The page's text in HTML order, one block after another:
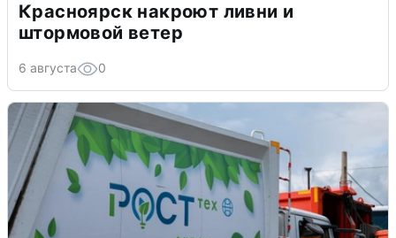
Красноярск накроют ливни и
штормовой ветер
6 августа 0